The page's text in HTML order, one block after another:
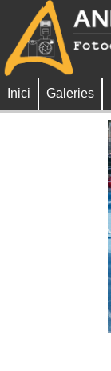
Inici Galeries